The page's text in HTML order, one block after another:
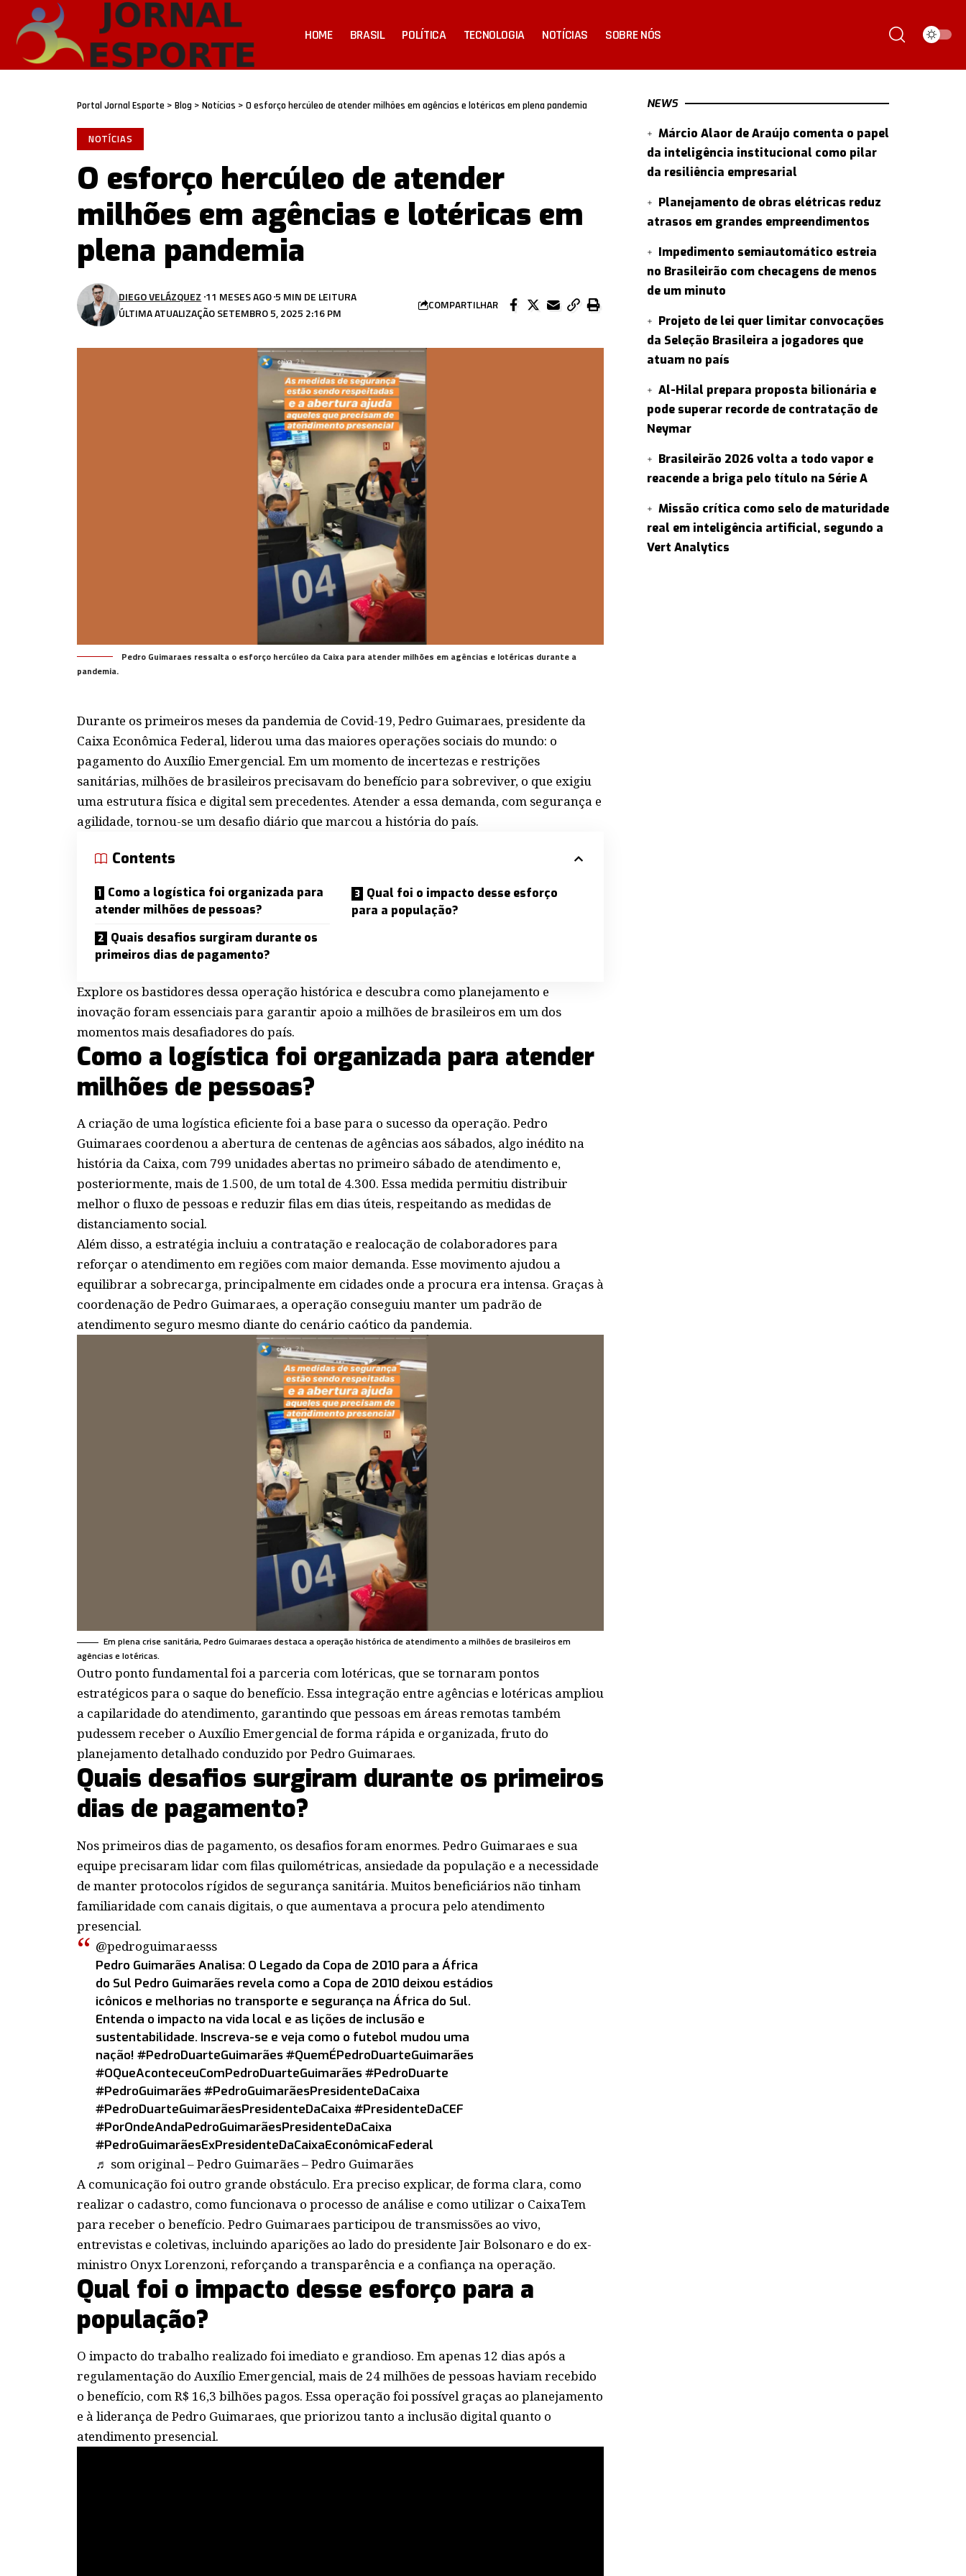
HOME BRASIL POLÍTICA TECNOLOGIA NOTÍCIAS SOBRE NÓS
Portal Jornal Esporte > Blog > Notícias > O esforço hercúleo de atender milhões em agências e lotéricas em plena pandemia
NOTÍCIAS
O esforço hercúleo de atender
milhões em agências e lotéricas em
plena pandemia
ÚLTIMA ATUALIZAÇÃO SETEMBRO 5, 2025 2:16 PM
DIEGO VELÁZQUEZ 11 MESES AGO 5 MIN DE LEITURA
COMPARTILHAR
Pedro Guimaraes ressalta o esforço hercúleo da Caixa para atender milhões em agências e lotéricas durante a
pandemia.
Durante os primeiros meses da pandemia de Covid-19, Pedro Guimaraes, presidente da
Caixa Econômica Federal, liderou uma das maiores operações sociais do mundo: o
pagamento do Auxílio Emergencial. Em um momento de incertezas e restrições
sanitárias, milhões de brasileiros precisavam do benefício para sobreviver, o que exigiu
uma estrutura física e digital sem precedentes. Atender a essa demanda, com segurança e
agilidade, tornou-se um desafio diário que marcou a história do país.
Contents
Como a logística foi organizada para
atender milhões de pessoas?
Quais desafios surgiram durante os
primeiros dias de pagamento?
Qual foi o impacto desse esforço
para a população?
Explore os bastidores dessa operação histórica e descubra como planejamento e
inovação foram essenciais para garantir apoio a milhões de brasileiros em um dos
momentos mais desafiadores do país.
Como a logística foi organizada para atender
milhões de pessoas?
A criação de uma logística eficiente foi a base para o sucesso da operação. Pedro
Guimaraes coordenou a abertura de centenas de agências aos sábados, algo inédito na
história da Caixa, com 799 unidades abertas no primeiro sábado de atendimento e,
posteriormente, mais de 1.500, de um total de 4.300. Essa medida permitiu distribuir
melhor o fluxo de pessoas e reduzir filas em dias úteis, respeitando as medidas de
distanciamento social.
Além disso, a estratégia incluiu a contratação e realocação de colaboradores para
reforçar o atendimento em regiões com maior demanda. Esse movimento ajudou a
equilibrar a sobrecarga, principalmente em cidades onde a procura era intensa. Graças à
coordenação de Pedro Guimaraes, a operação conseguiu manter um padrão de
atendimento seguro mesmo diante do cenário caótico da pandemia.
Em plena crise sanitária, Pedro Guimaraes destaca a operação histórica de atendimento a milhões de brasileiros em
agências e lotéricas.
Outro ponto fundamental foi a parceria com lotéricas, que se tornaram pontos
estratégicos para o saque do benefício. Essa integração entre agências e lotéricas ampliou
a capilaridade do atendimento, garantindo que pessoas em áreas remotas também
pudessem receber o Auxílio Emergencial de forma rápida e organizada, fruto do
planejamento detalhado conduzido por Pedro Guimaraes.
Quais desafios surgiram durante os primeiros
dias de pagamento?
Nos primeiros dias de pagamento, os desafios foram enormes. Pedro Guimaraes e sua
equipe precisaram lidar com filas quilométricas, ansiedade da população e a necessidade
de manter protocolos rígidos de segurança sanitária. Muitos beneficiários não tinham
familiaridade com canais digitais, o que aumentava a procura pelo atendimento
presencial.
@pedroguimaraesss
Pedro Guimarães Analisa: O Legado da Copa de 2010 para a África
do Sul Pedro Guimarães revela como a Copa de 2010 deixou estádios
icônicos e melhorias no transporte e segurança na África do Sul.
Entenda o impacto na vida local e as lições de inclusão e
sustentabilidade. Inscreva-se e veja como o futebol mudou uma
nação! #PedroDuarteGuimarães#QuemÉPedroDuarteGuimarães
#OQueAconteceuComPedroDuarteGuimarães#PedroDuarte
#PedroGuimarães#PedroGuimarãesPresidenteDaCaixa
#PedroDuarteGuimarãesPresidenteDaCaixa #PresidenteDaCEF
#PorOndeAndaPedroGuimarãesPresidenteDaCaixa
#PedroGuimarãesExPresidenteDaCaixaEconômicaFederal
♬ som original – Pedro Guimarães – Pedro Guimarães
A comunicação foi outro grande obstáculo. Era preciso explicar, de forma clara, como
realizar o cadastro, como funcionava o processo de análise e como utilizar o CaixaTem
para receber o benefício. Pedro Guimaraes participou de transmissões ao vivo,
entrevistas e coletivas, incluindo aparições ao lado do presidente Jair Bolsonaro e do ex-
ministro Onyx Lorenzoni, reforçando a transparência e a confiança na operação.
Qual foi o impacto desse esforço para a
população?
O impacto do trabalho realizado foi imediato e grandioso. Em apenas 12 dias após a
regulamentação do Auxílio Emergencial, mais de 24 milhões de pessoas haviam recebido
o benefício, com R$ 16,3 bilhões pagos. Essa operação foi possível graças ao planejamento
e à liderança de Pedro Guimaraes, que priorizou tanto a inclusão digital quanto o
atendimento presencial.
NEWS
Márcio Alaor de Araújo comenta o papel
da inteligência institucional como pilar
da resiliência empresarial
Planejamento de obras elétricas reduz
atrasos em grandes empreendimentos
Impedimento semiautomático estreia
no Brasileirão com checagens de menos
de um minuto
Projeto de lei quer limitar convocações
da Seleção Brasileira a jogadores que
atuam no país
Al-Hilal prepara proposta bilionária e
pode superar recorde de contratação de
Neymar
Brasileirão 2026 volta a todo vapor e
reacende a briga pelo título na Série A
Missão crítica como selo de maturidade
real em inteligência artificial, segundo a
Vert Analytics